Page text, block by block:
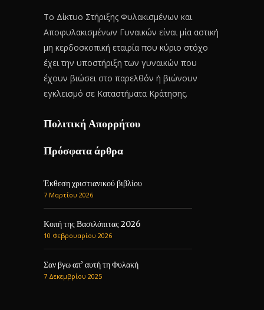
Το Δίκτυο Στήριξης Φυλακισμένων και
Αποφυλακισμένων Γυναικών είναι μία αστική
μη κερδοσκοπική εταιρία που κύριο στόχο
έχει την υποστήριξη των γυναικών που
έχουν βιώσει στο παρελθόν ή βιώνουν
εγκλεισμό σε Καταστήματα Κράτησης.
Πολιτική Απορρήτου
Πρόσφατα άρθρα
Έκθεση χριστιανικού βιβλίου
7 Μαρτίου 2026
Κοπή της Βασιλόπιτας 2026
10 Φεβρουαρίου 2026
Σαν βγω απ’ αυτή τη Φυλακή
7 Δεκεμβρίου 2025